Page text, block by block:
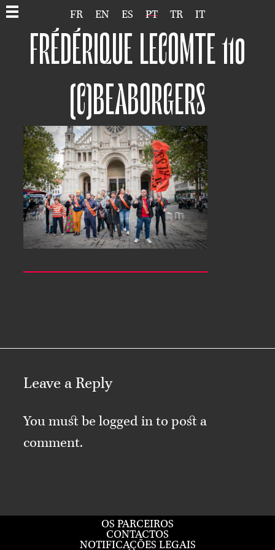
FR EN ES PT TR IT
FRÉDÉRIQUE LECOMTE 110
(C)BEABORGERS
Leave a Reply
You must be logged into post a
comment.
OS PARCEIROS
CONTACTOS
NOTIFICAÇÕES LEGAIS